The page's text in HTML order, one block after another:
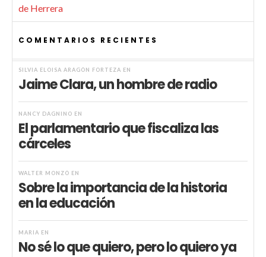
de Herrera
COMENTARIOS RECIENTES
SILVIA ELOISA ARAGÓN FORTEZA EN
Jaime Clara, un hombre de radio
NANCY DAGNINO EN
El parlamentario que fiscaliza las
cárceles
WALTER MONZÓ EN
Sobre la importancia de la historia
en la educación
MARIA EN
No sé lo que quiero, pero lo quiero ya